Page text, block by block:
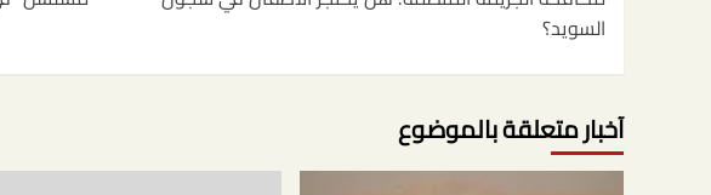
السويد؟
آخبار متعلقة بالموضوع